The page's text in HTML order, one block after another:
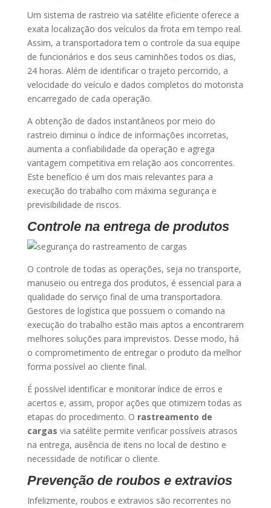
Um sistema de rastreio via satélite eficiente oferece a
exata localização dos veículos da frota em tempo real.
Assim, a transportadora tem o controle da sua equipe
de funcionários e dos seus caminhões todos os dias,
24 horas. Além de identificar o trajeto percorrido, a
velocidade do veículo e dados completos do motorista
encarregado de cada operação.
A obtenção de dados instantâneos por meio do
rastreio diminui o índice de informações incorretas,
aumenta a confiabilidade da operação e agrega
vantagem competitiva em relação aos concorrentes.
Este benefício é um dos mais relevantes para a
execução do trabalho com máxima segurança e
previsibilidade de riscos.
Controle na entrega de produtos
O controle de todas as operações, seja no transporte,
manuseio ou entrega dos produtos, é essencial para a
qualidade do serviço final de uma transportadora.
Gestores de logística que possuem o comando na
execução do trabalho estão mais aptos a encontrarem
melhores soluções para imprevistos. Desse modo, há
o comprometimento de entregar o produto da melhor
forma possível ao cliente final.
É possível identificar e monitorar índice de erros e
acertos e, assim, propor ações que otimizem todas as
etapas do procedimento. O rastreamento de
cargas via satélite permite verificar possíveis atrasos
na entrega, ausência de itens no local de destino e
necessidade de notificar o cliente.
Prevenção de roubos e extravios
Infelizmente, roubos e extravios são recorrentes no